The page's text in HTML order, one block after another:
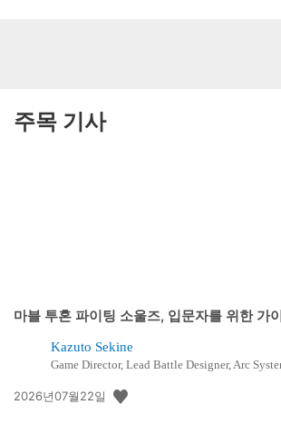
주목 기사
마블 투혼 파이팅 소울즈, 입문자를 위한 가
Kazuto Sekine
Game Director, Lead Battle Designer, Arc
공
2026년07월22일